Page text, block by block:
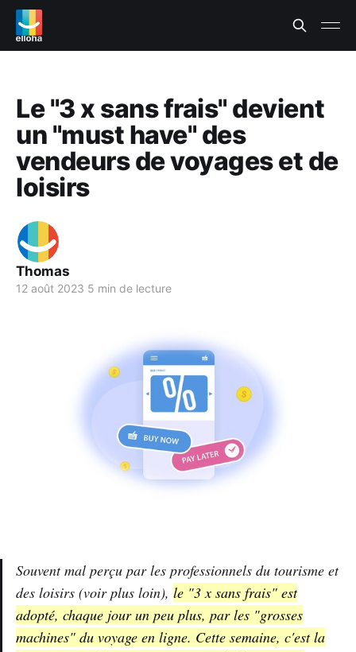
Le "3 x sans frais" devient
un "must have" des
vendeurs de voyages et de
loisirs
Thomas
12 août 2023 5 min de lecture
Souvent mal perçu par les professionnels du tourisme et
des loisirs (voir plus loin), le "3 x sans frais" est
adopté, chaque jour un peu plus, par les "grosses
machines" du voyage en ligne. Cette semaine, c'est la